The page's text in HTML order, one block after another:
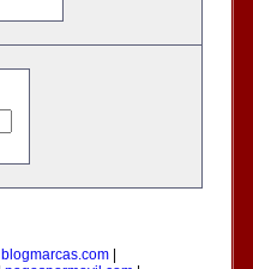
blogmarcas.com|